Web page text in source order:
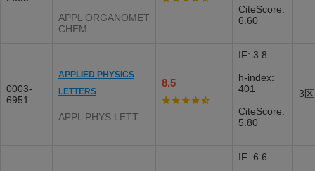
APPL ORGANOMET
CHEM
CiteScore:
6.60
0003-
6951
APPLIED PHYSICS
LETTERS
APPL PHYS LETT
8.5
IF: 3.8
h-index:
401
CiteScore:
5.80
3区
IF: 6.6